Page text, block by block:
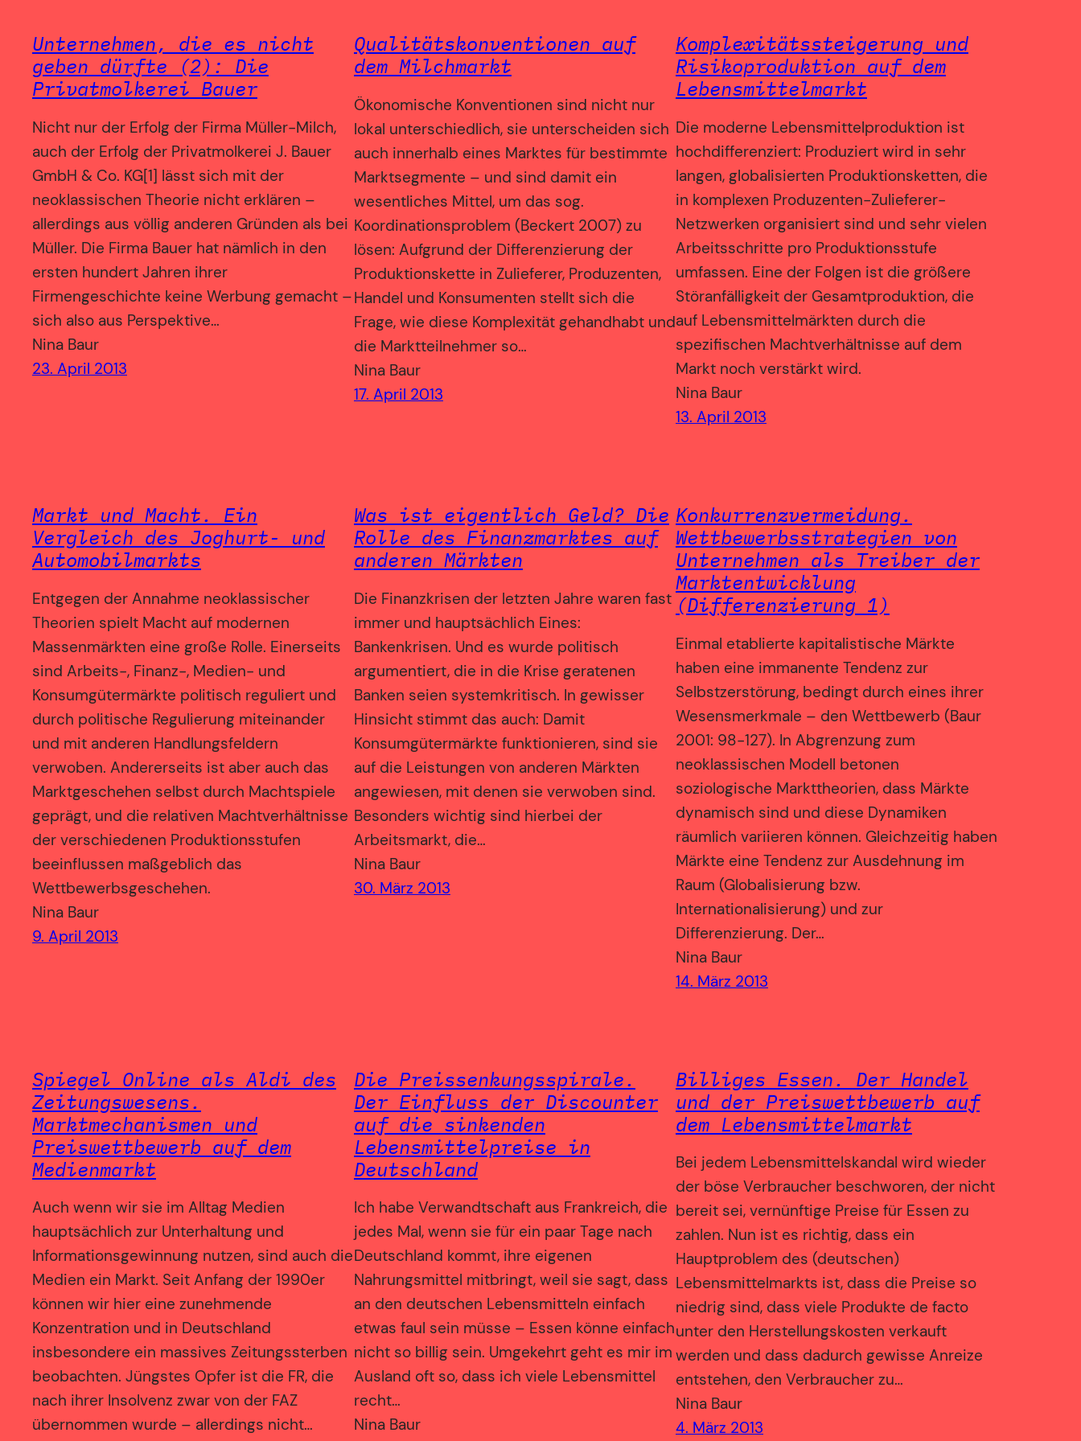
Unternehmen, die es nicht
geben dürfte (2): Die
Privatmolkerei Bauer
Nicht nur der Erfolg der Firma Müller-Milch,
auch der Erfolg der Privatmolkerei J. Bauer
GmbH & Co. KG[1] lässt sich mit der
neoklassischen Theorie nicht erklären –
allerdings aus völlig anderen Gründen als bei
Müller. Die Firma Bauer hat nämlich in den
ersten hundert Jahren ihrer
Firmengeschichte keine Werbung gemacht –
sich also aus Perspektive…
Nina Baur
23. April 2013
Qualitätskonventionen auf
dem Milchmarkt
Ökonomische Konventionen sind nicht nur
lokal unterschiedlich, sie unterscheiden sich
auch innerhalb eines Marktes für bestimmte
Marktsegmente – und sind damit ein
wesentliches Mittel, um das sog.
Koordinationsproblem (Beckert 2007) zu
lösen: Aufgrund der Differenzierung der
Produktionskette in Zulieferer, Produzenten,
Handel und Konsumenten stellt sich die
Frage, wie diese Komplexität gehandhabt und
die Marktteilnehmer so…
Nina Baur
17. April 2013
Komplexitätssteigerung und
Risikoproduktion auf dem
Lebensmittelmarkt
Die moderne Lebensmittelproduktion ist
hochdifferenziert: Produziert wird in sehr
langen, globalisierten Produktionsketten, die
in komplexen Produzenten-Zulieferer-
Netzwerken organisiert sind und sehr vielen
Arbeitsschritte pro Produktionsstufe
umfassen. Eine der Folgen ist die größere
Störanfälligkeit der Gesamtproduktion, die
auf Lebensmittelmärkten durch die
spezifischen Machtverhältnisse auf dem
Markt noch verstärkt wird.
Nina Baur
13. April 2013
Markt und Macht. Ein
Vergleich des Joghurt- und
Automobilmarkts
Entgegen der Annahme neoklassischer
Theorien spielt Macht auf modernen
Massenmärkten eine große Rolle. Einerseits
sind Arbeits-, Finanz-, Medien- und
Konsumgütermärkte politisch reguliert und
durch politische Regulierung miteinander
und mit anderen Handlungsfeldern
verwoben. Andererseits ist aber auch das
Marktgeschehen selbst durch Machtspiele
geprägt, und die relativen Machtverhältnisse
der verschiedenen Produktionsstufen
beeinflussen maßgeblich das
Wettbewerbsgeschehen.
Nina Baur
9. April 2013
Was ist eigentlich Geld? Die
Rolle des Finanzmarktes auf
anderen Märkten
Die Finanzkrisen der letzten Jahre waren fast
immer und hauptsächlich Eines:
Bankenkrisen. Und es wurde politisch
argumentiert, die in die Krise geratenen
Banken seien systemkritisch. In gewisser
Hinsicht stimmt das auch: Damit
Konsumgütermärkte funktionieren, sind sie
auf die Leistungen von anderen Märkten
angewiesen, mit denen sie verwoben sind.
Besonders wichtig sind hierbei der
Arbeitsmarkt, die…
Nina Baur
30. März 2013
Konkurrenzvermeidung.
Wettbewerbsstrategien von
Unternehmen als Treiber der
Marktentwicklung
(Differenzierung 1)
Einmal etablierte kapitalistische Märkte
haben eine immanente Tendenz zur
Selbstzerstörung, bedingt durch eines ihrer
Wesensmerkmale – den Wettbewerb (Baur
2001: 98-127). In Abgrenzung zum
neoklassischen Modell betonen
soziologische Markttheorien, dass Märkte
dynamisch sind und diese Dynamiken
räumlich variieren können. Gleichzeitig haben
Märkte eine Tendenz zur Ausdehnung im
Raum (Globalisierung bzw.
Internationalisierung) und zur
Differenzierung. Der…
Nina Baur
14. März 2013
Spiegel Online als Aldi des
Zeitungswesens.
Marktmechanismen und
Preiswettbewerb auf dem
Medienmarkt
Auch wenn wir sie im Alltag Medien
hauptsächlich zur Unterhaltung und
Informationsgewinnung nutzen, sind auch die
Medien ein Markt. Seit Anfang der 1990er
können wir hier eine zunehmende
Konzentration und in Deutschland
insbesondere ein massives Zeitungssterben
beobachten. Jüngstes Opfer ist die FR, die
nach ihrer Insolvenz zwar von der FAZ
übernommen wurde – allerdings nicht…
Die Preissenkungsspirale.
Der Einfluss der Discounter
auf die sinkenden
Lebensmittelpreise in
Deutschland
Ich habe Verwandtschaft aus Frankreich, die
jedes Mal, wenn sie für ein paar Tage nach
Deutschland kommt, ihre eigenen
Nahrungsmittel mitbringt, weil sie sagt, dass
an den deutschen Lebensmitteln einfach
etwas faul sein müsse – Essen könne einfach
nicht so billig sein. Umgekehrt geht es mir im
Ausland oft so, dass ich viele Lebensmittel
recht…
Nina Baur
Billiges Essen. Der Handel
und der Preiswettbewerb auf
dem Lebensmittelmarkt
Bei jedem Lebensmittelskandal wird wieder
der böse Verbraucher beschworen, der nicht
bereit sei, vernünftige Preise für Essen zu
zahlen. Nun ist es richtig, dass ein
Hauptproblem des (deutschen)
Lebensmittelmarkts ist, dass die Preise so
niedrig sind, dass viele Produkte de facto
unter den Herstellungskosten verkauft
werden und dass dadurch gewisse Anreize
entstehen, den Verbraucher zu…
Nina Baur
4. März 2013